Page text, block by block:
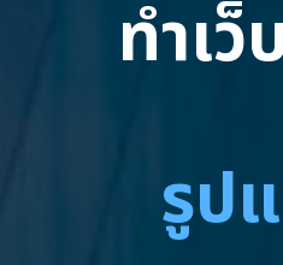
ทำเ
รูป